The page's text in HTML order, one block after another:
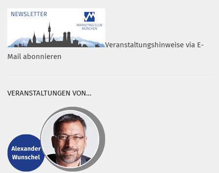
Veranstaltungshinweise via E-
Mail abonnieren
VERANSTALTUNGEN VON…